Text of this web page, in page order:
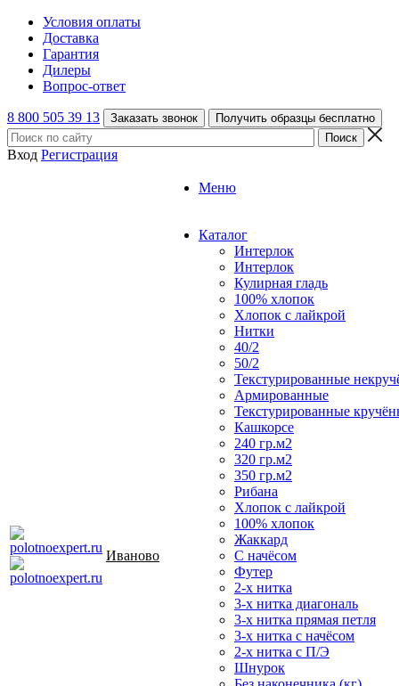
Условия оплаты
Доставка
Гарантия
Дилеры
Вопрос-ответ
8 800 505 39 13 Заказать звонок Получить образцы бесплатно
Вход Регистрация
Иваново
Меню
Каталог
Интерлок
Интерлок
Кулирная гладь
100% хлопок
Хлопок с лайкрой
Нитки
40/2
50/2
Текстурированные
Армированные
Текстурированные
Кашкорсе
240 гр.м2
320 гр.м2
350 гр.м2
Рибана
Хлопок с лайкрой
100% хлопок
Жаккард
С начёсом
Футер
2-х нитка
3-х нитка диагональ
3-х нитка прямая петля
3-х нитка с начёсом
2-х нитка с П/Э
Шнурок